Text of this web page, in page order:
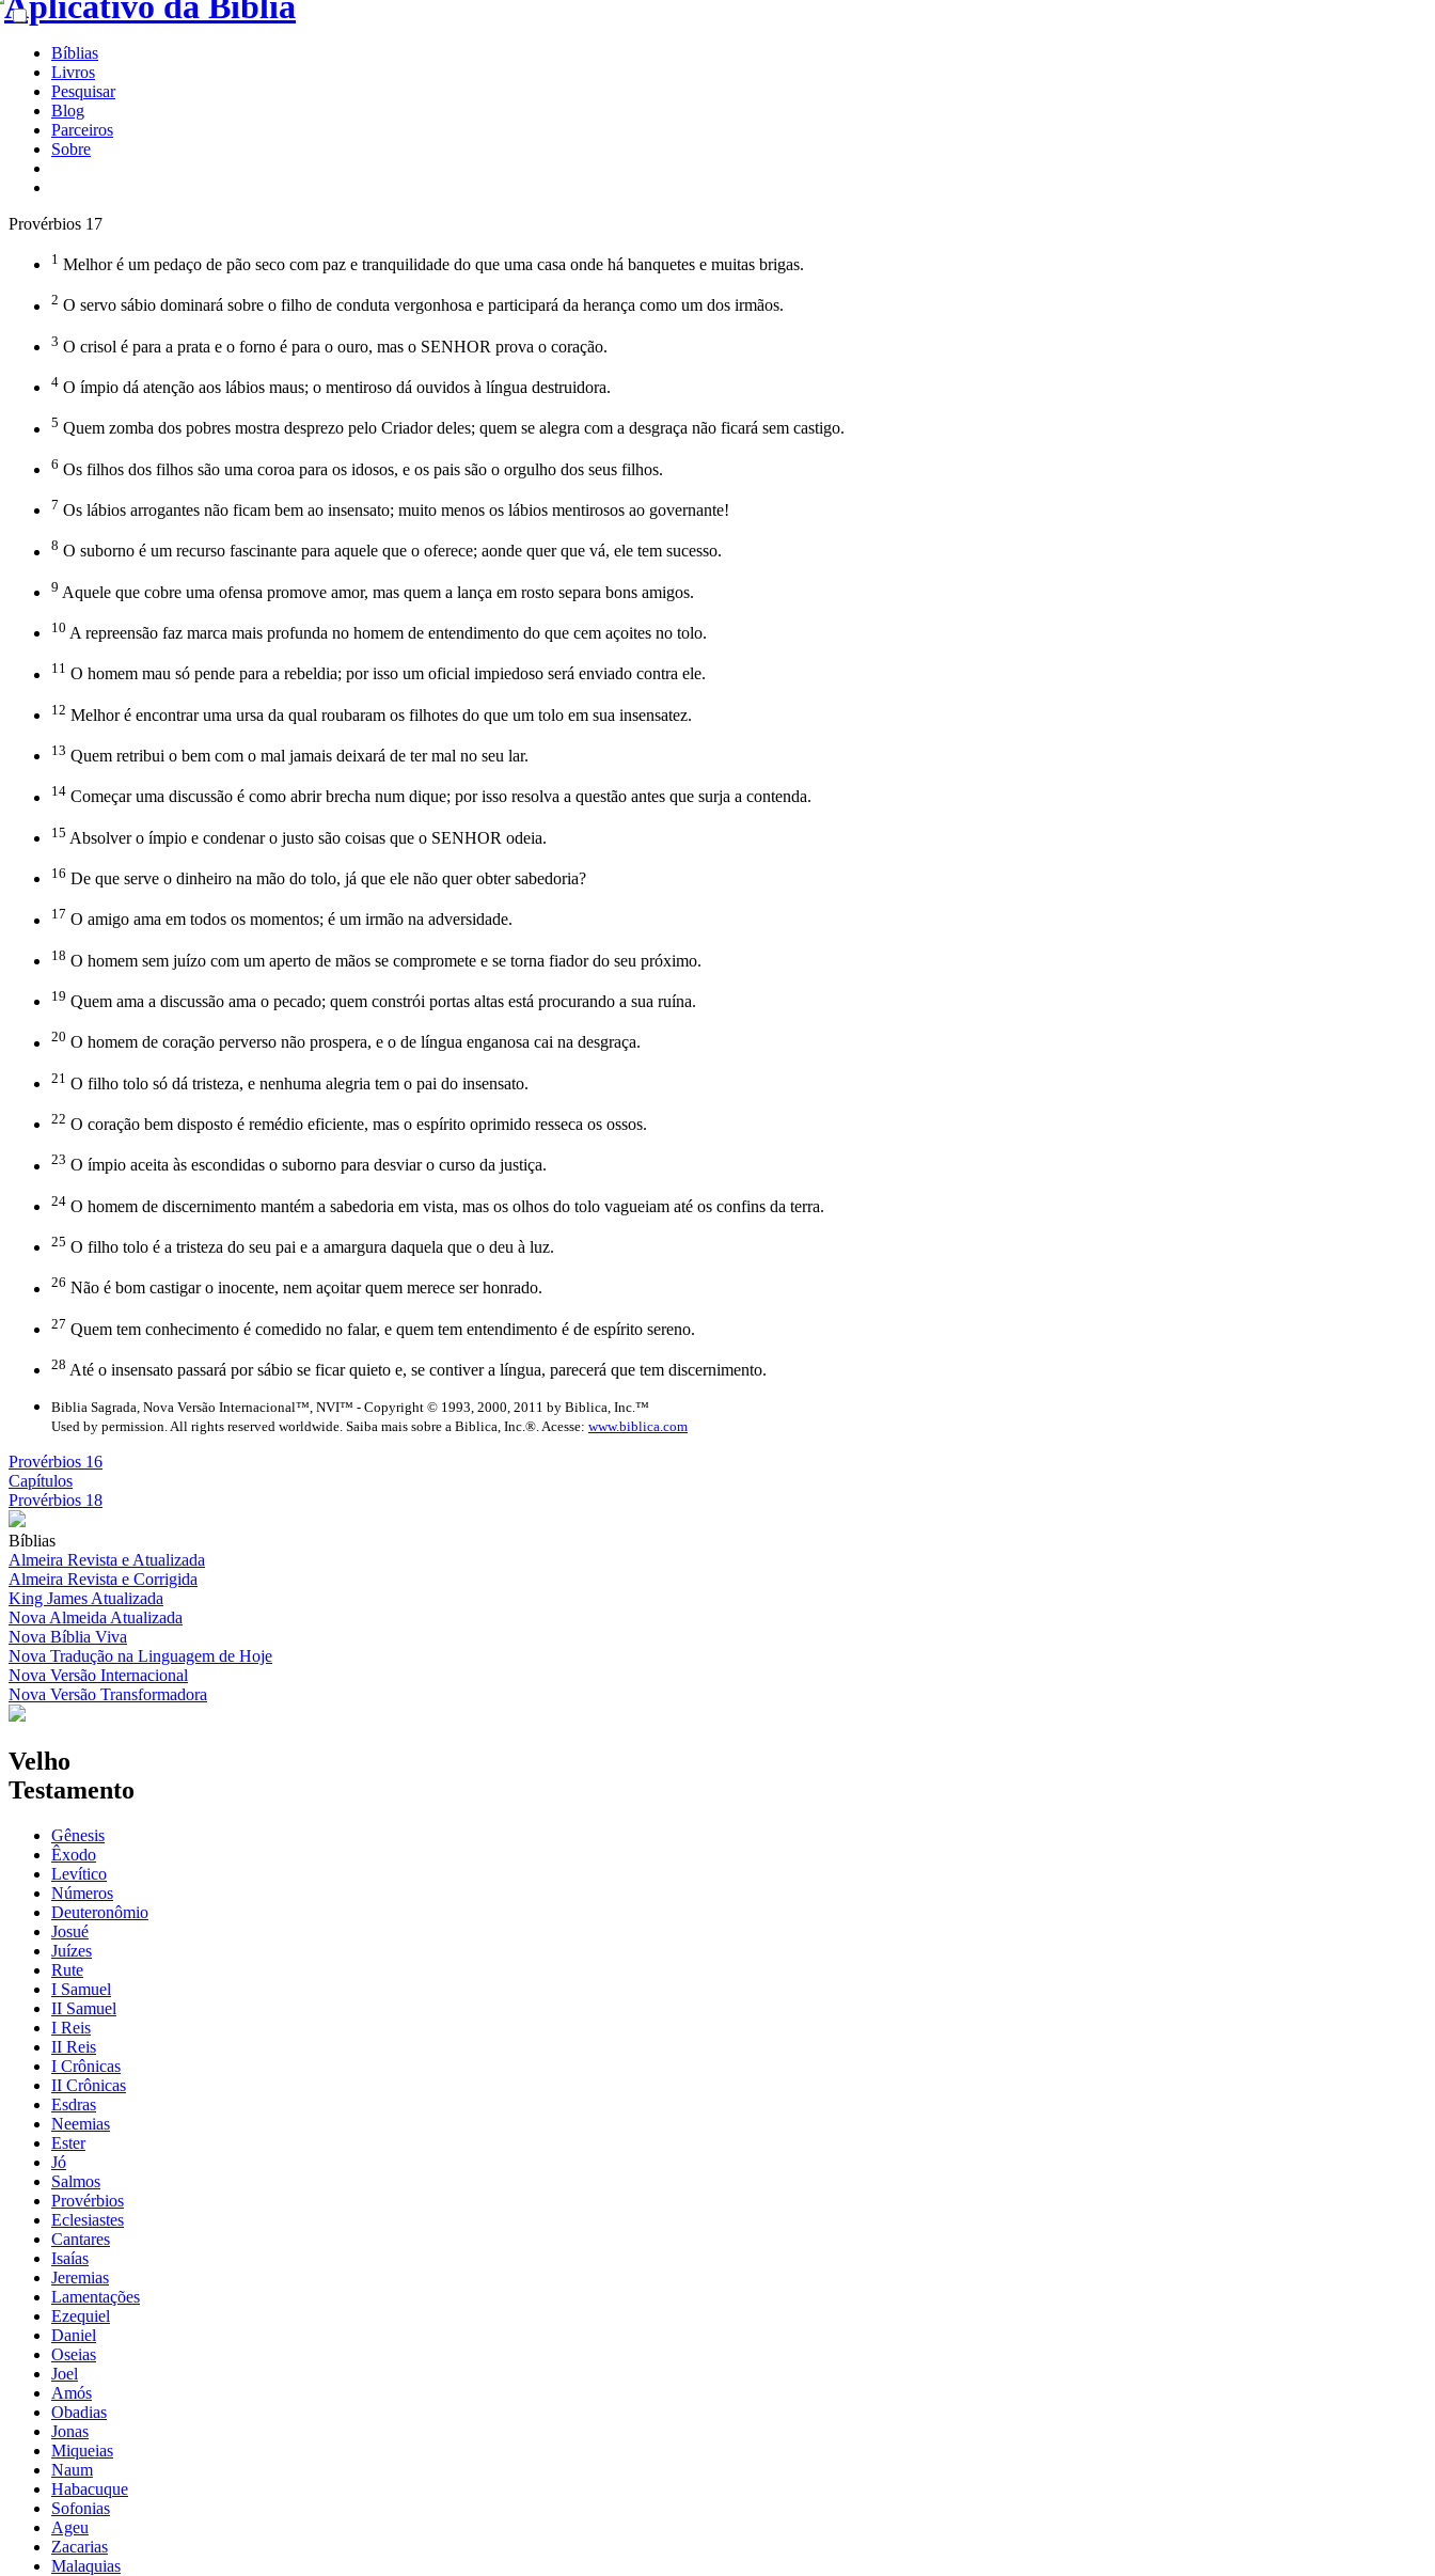
Bíblias
Livros
Pesquisar
Blog
Parceiros
Sobre
Provérbios 17
1 Melhor é um pedaço de pão seco com paz e tranquilidade do que uma casa onde há banquetes e muitas brigas.
2 O servo sábio dominará sobre o filho de conduta vergonhosa e participará da herança como um dos irmãos.
3 O crisol é para a prata e o forno é para o ouro, mas o SENHOR prova o coração.
4 O ímpio dá atenção aos lábios maus; o mentiroso dá ouvidos à língua destruidora.
5 Quem zomba dos pobres mostra desprezo pelo Criador deles; quem se alegra com a desgraça não ficará sem castigo.
6 Os filhos dos filhos são uma coroa para os idosos, e os pais são o orgulho dos seus filhos.
7 Os lábios arrogantes não ficam bem ao insensato; muito menos os lábios mentirosos ao governante!
8 O suborno é um recurso fascinante para aquele que o oferece; aonde quer que vá, ele tem sucesso.
9 Aquele que cobre uma ofensa promove amor, mas quem a lança em rosto separa bons amigos.
10 A repreensão faz marca mais profunda no homem de entendimento do que cem açoites no tolo.
11 O homem mau só pende para a rebeldia; por isso um oficial impiedoso será enviado contra ele.
12 Melhor é encontrar uma ursa da qual roubaram os filhotes do que um tolo em sua insensatez.
13 Quem retribui o bem com o mal jamais deixará de ter mal no seu lar.
14 Começar uma discussão é como abrir brecha num dique; por isso resolva a questão antes que surja a contenda.
15 Absolver o ímpio e condenar o justo são coisas que o SENHOR odeia.
16 De que serve o dinheiro na mão do tolo, já que ele não quer obter sabedoria?
17 O amigo ama em todos os momentos; é um irmão na adversidade.
18 O homem sem juízo com um aperto de mãos se compromete e se torna fiador do seu próximo.
19 Quem ama a discussão ama o pecado; quem constrói portas altas está procurando a sua ruína.
20 O homem de coração perverso não prospera, e o de língua enganosa cai na desgraça.
21 O filho tolo só dá tristeza, e nenhuma alegria tem o pai do insensato.
22 O coração bem disposto é remédio eficiente, mas o espírito oprimido resseca os ossos.
23 O ímpio aceita às escondidas o suborno para desviar o curso da justiça.
24 O homem de discernimento mantém a sabedoria em vista, mas os olhos do tolo vagueiam até os confins da terra.
25 O filho tolo é a tristeza do seu pai e a amargura daquela que o deu à luz.
26 Não é bom castigar o inocente, nem açoitar quem merece ser honrado.
27 Quem tem conhecimento é comedido no falar, e quem tem entendimento é de espírito sereno.
28 Até o insensato passará por sábio se ficar quieto e, se contiver a língua, parecerá que tem discernimento.
Biblia Sagrada, Nova Versão Internacional™, NVI™ - Copyright © 1993, 2000, 2011 by Biblica, Inc.™
Used by permission. All rights reserved worldwide. Saiba mais sobre a Biblica, Inc.®. Acesse: www.biblica.com
Provérbios 16
Capítulos
Provérbios 18
Bíblias
Almeira Revista e Atualizada
Almeira Revista e Corrigida
King James Atualizada
Nova Almeida Atualizada
Nova Bíblia Viva
Nova Tradução na Linguagem de Hoje
Nova Versão Internacional
Nova Versão Transformadora
Velho
Testamento
Gênesis
Êxodo
Levítico
Números
Deuteronômio
Josué
Juízes
Rute
I Samuel
II Samuel
I Reis
II Reis
I Crônicas
II Crônicas
Esdras
Neemias
Ester
Jó
Salmos
Provérbios
Eclesiastes
Cantares
Isaías
Jeremias
Lamentações
Ezequiel
Daniel
Oseias
Joel
Amós
Obadias
Jonas
Miqueias
Naum
Habacuque
Sofonias
Ageu
Zacarias
Malaquias